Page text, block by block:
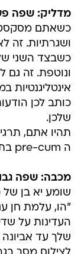
מדליק: שפה
כשאתם
ושגרתיות. זה
כשבצד השני
ונוטפת. זה גם
אינטליגנטיות
כותב לכן
שלכן.
תהיו אתם,
ה pre-cum בתחתונים שלו.
מכבה: שפה
שומע יא בן
"הו, עלמת חן
העדינות על
שלך עד